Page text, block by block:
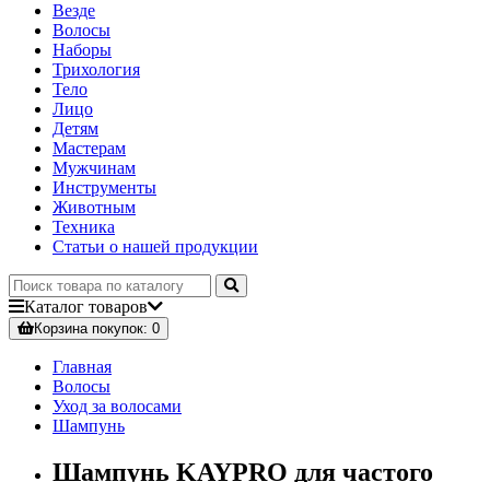
Везде
Волосы
Наборы
Трихология
Тело
Лицо
Детям
Мастерам
Мужчинам
Инструменты
Животным
Техника
Статьи о нашей продукции
Каталог товаров
Корзинапокупок: 0
Главная
Волосы
Уход за волосами
Шампунь
Шампунь KAYPRO для частого